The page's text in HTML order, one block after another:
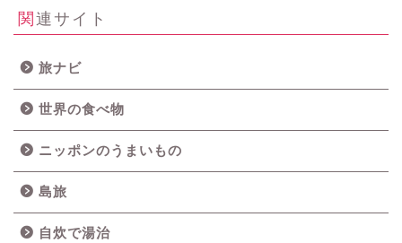
関連サイト
旅ナビ
世界の食べ物
ニッポンのうまいもの
島旅
自炊で湯治